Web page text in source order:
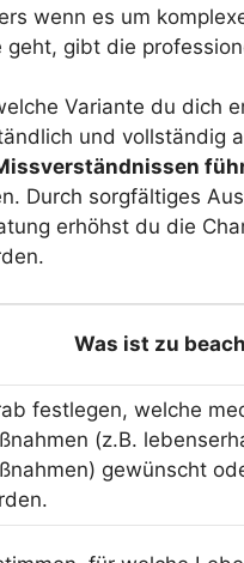
wenn es um
geht, gibt die
Variante du dich
und vollständig
Durch sorgfältiges
erhöhst du die
Was ist zu
festlegen, welche
(z.B.
gewünscht